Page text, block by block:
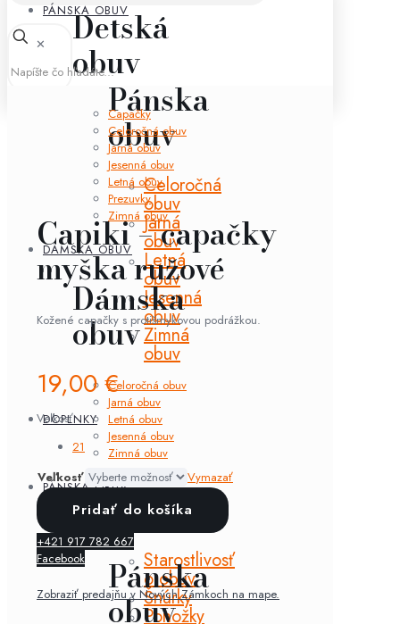
PÁNSKA OBUV
Pánska
obuv
Celoročná
obuv
Jarná
obuv
Letná
obuv
Jesenná
obuv
Zimná
obuv
DOPLNKY
Doplnky
Starostlivosť
o obuv
Šnúrky
Ponožky
Detská
obuv
Capačky
Celoročná obuv
Jarná obuv
Jesenná obuv
Letná obuv
Prezuvky
Zimná obuv
DÁMSKA OBUV
Dámska
obuv
Celoročná obuv
Jarná obuv
Letná obuv
Jesenná obuv
Zimná obuv
PÁNSKA OBUV
Pánska
obuv
✕
Capiki – capačky
myška ružové
Kožené capačky s protišmykovou podrážkou.
19,00€
Veľkosť
21
Veľkosť
Vymazať
množstvo
-
capačky
myška
Pridať do košíka
+421 917 782 667
Facebook
Zobraziť predajňu v Nových Zámkoch na mape.